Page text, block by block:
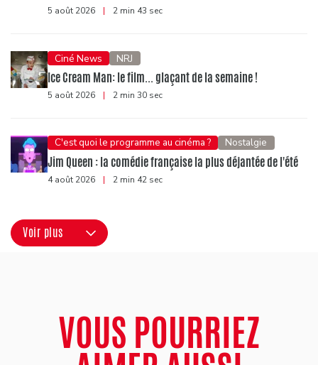
5 août 2026 | 2 min 43 sec
Ciné News NRJ
Ice Cream Man: le film... glaçant de la semaine !
5 août 2026 | 2 min 30 sec
C'est quoi le programme au cinéma ? Nostalgie
Jim Queen : la comédie française la plus déjantée de l'été
4 août 2026 | 2 min 42 sec
Voir plus
VOUS POURRIEZ